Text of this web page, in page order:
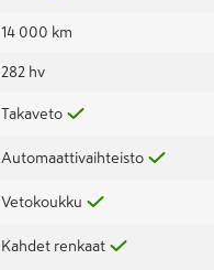
14 000 km
282 hv
Takaveto
Automaattivaihteisto
Vetokoukku
Kahdet renkaat